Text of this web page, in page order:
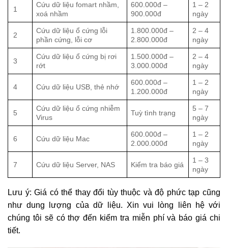
1
Cứu dữ liệu fomart nhầm,
xoá nhầm
600.000đ –
900.000đ
1 – 2
ngày
2
Cứu dữ liệu ổ cứng lỗi
phần cứng, lỗi cơ
1.800.000đ –
2.800.000đ
2 – 4
ngày
3
Cứu dữ liệu ổ cứng bị rơi
rớt
1.500.000đ –
3.000.000đ
2 – 4
ngày
4 Cứu dữ liệu USB, thẻ nhớ
600.000đ –
1.200.000đ
1 – 2
ngày
5
Cứu dữ liệu ổ cứng nhiễm
Virus
Tuỳ tình trạng
5 – 7
ngày
6 Cứu dữ liệu Mac
600.000đ –
2.000.000đ
1 – 2
ngày
7 Cứu dữ liệu Server, NAS Kiểm tra báo giá
1 – 3
ngày
Lưu ý: Giá có thể thay đổi tùy thuộc và độ phức tạp cũng
như dung lượng của dữ liệu. Xin vui lòng liên hệ với
chúng tôi sẽ có thợ đến kiểm tra miễn phí và báo giá chi
tiết.